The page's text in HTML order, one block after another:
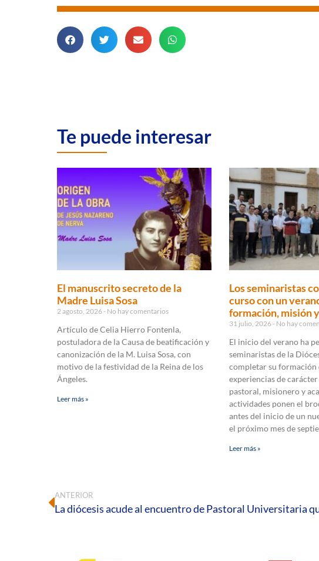
Te puede interesar
El manuscrito secreto de la
Madre Luisa Sosa
2 agosto, 2026 No hay comentarios
Artículo de Celia Hierro Fontenla,
postuladora de la Causa de beatificación y
canonización de la M. Luisa Sosa, con
motivo de la festividad de la Reina de los
Ángeles.
Leer más »
Los seminaristas
curso con un
formación, misión
31 julio, 2026 No hay
El inicio del verano ha
seminaristas de la
completar su formación
experiencias de
pastoral, misionero y
actividades ponen el
antes del inicio de un
el próximo mes de
Leer más »
ANTERIOR